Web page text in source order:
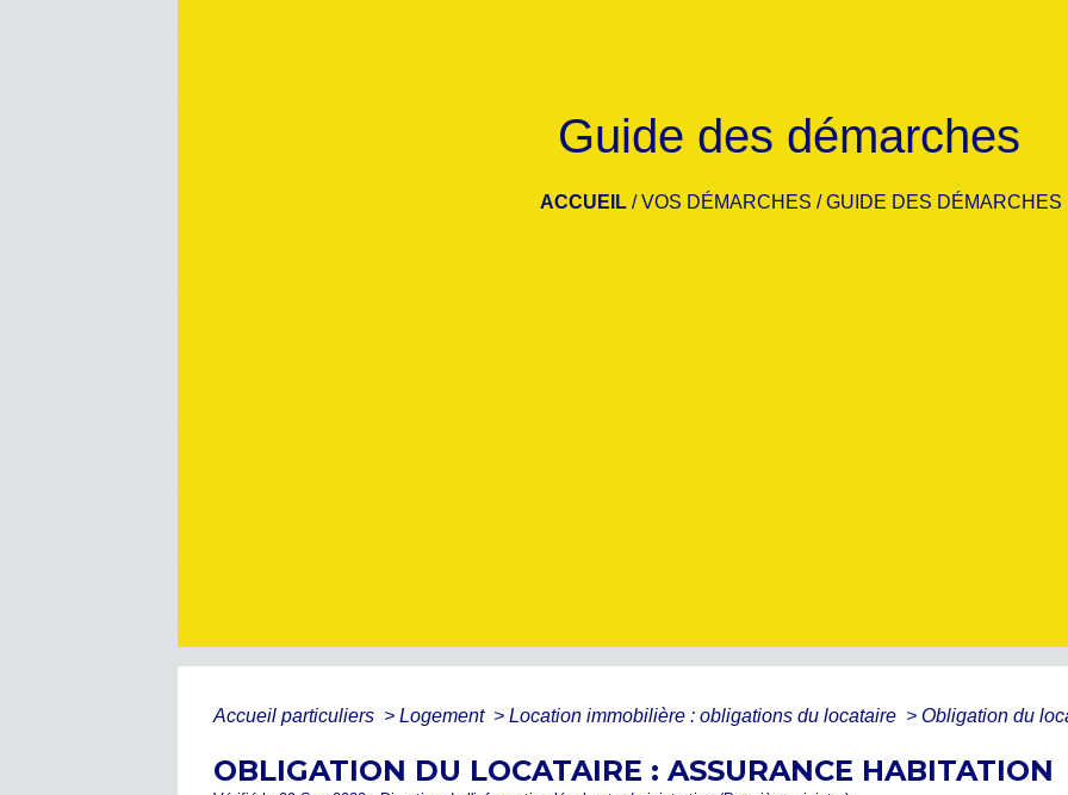
Guide des démarches
ACCUEIL /VOS DÉMARCHES /GUIDE DES DÉMARCHES
Accueil particuliers > Logement > Location immobilière : obligations du locataire > Obligation du
OBLIGATION DU LOCATAIRE : ASSURANCE HABITATION